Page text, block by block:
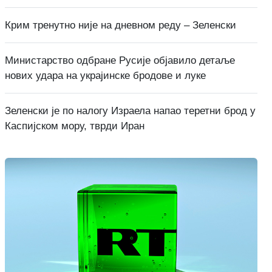
Крим тренутно није на дневном реду – Зеленски
Министарство одбране Русије објавило детаље
нових удара на украјинске бродове и луке
Зеленски је по налогу Израела напао теретни брод у
Каспијском мору, тврди Иран